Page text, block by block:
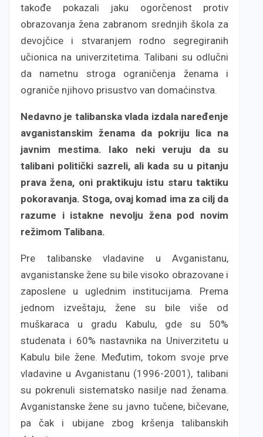
takođe pokazali jaku ogorčenost protiv
obrazovanja žena zabranom srednjih škola za
devojčice i stvaranjem rodno segregiranih
učionica na univerzitetima. Talibani su odlučni
da nametnu stroga ograničenja ženama i
ograniče njihovo prisustvo van domaćinstva.
Nedavno je talibanska vlada izdala naređenje
avganistanskim ženama da pokriju lica na
javnim mestima. Iako neki veruju da su
talibani politički sazreli, ali kada su u pitanju
prava žena, oni praktikuju istu staru taktiku
pokoravanja. Stoga, ovaj komad ima za cilj da
razume i istakne nevolju žena pod novim
režimom Talibana.
Pre talibanske vladavine u Avganistanu,
avganistanske žene su bile visoko obrazovane i
zaposlene u uglednim institucijama. Prema
jednom izveštaju, žene su bile više od
muškaraca u gradu Kabulu, gde su 50%
studenata i 60% nastavnika na Univerzitetu u
Kabulu bile žene. Međutim, tokom svoje prve
vladavine u Avganistanu (1996-2001), talibani
su pokrenuli sistematsko nasilje nad ženama.
Avganistanske žene su javno tučene, bičevane,
pa čak i ubijane zbog kršenja talibanskih